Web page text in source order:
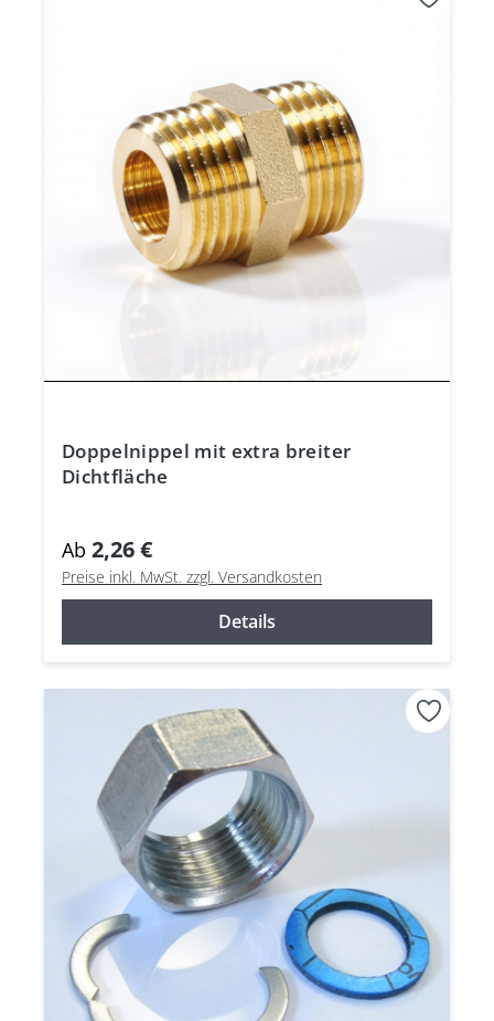
Doppelnippel mit extra breiter
Dichtfläche
Ab 2,26 €
Preise inkl. MwSt. zzgl. Versandkosten
Details